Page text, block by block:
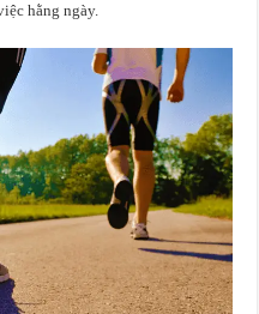
hằng ngày.